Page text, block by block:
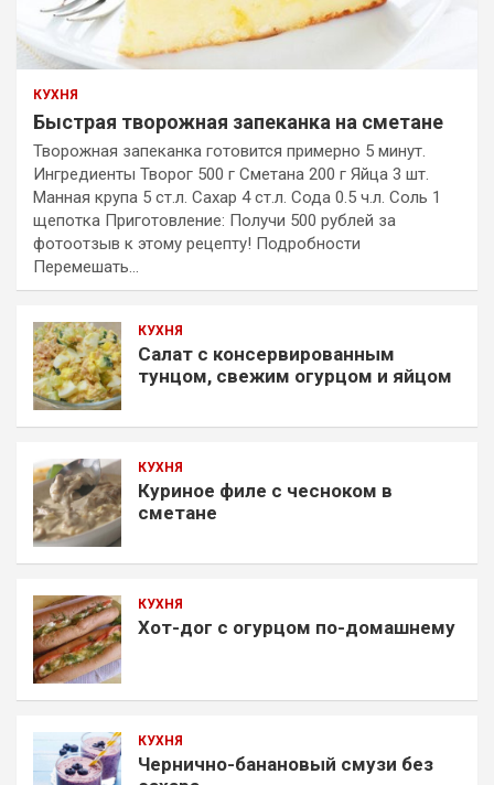
КУХНЯ
Быстрая творожная запеканка на сметане
Творожная запеканка готовится примерно 5 минут.
Ингредиенты Творог 500 г Сметана 200 г Яйца 3 шт.
Манная крупа 5 ст.л. Сахар 4 ст.л. Сода 0.5 ч.л. Соль 1
щепотка Приготовление: Получи 500 рублей за
фотоотзыв к этому рецепту! Подробности
Перемешать…
КУХНЯ
Салат с консервированным
тунцом, свежим огурцом и яйцом
КУХНЯ
Куриное филе с чесноком в
сметане
КУХНЯ
Хот-дог с огурцом по-домашнему
КУХНЯ
Чернично-банановый смузи без